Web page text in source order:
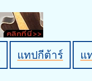
แทปกีต้าร์ แ